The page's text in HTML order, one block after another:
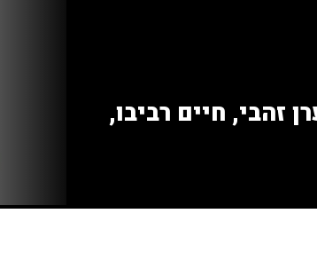
זהבי, חיים רביבו,